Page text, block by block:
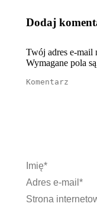
Dodaj
Twój adres e-mail
Wymagane pola
Komentarz
Imię *
Adres e-mail *
Strona internetowa